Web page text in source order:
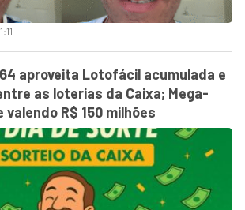
aproveita Lotofácil acumulada e
as loterias da Caixa; Mega-
valendo R$ 150 milhões